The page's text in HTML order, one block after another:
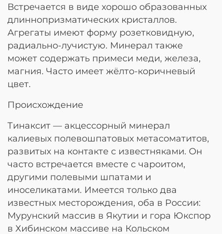
Встречается в виде хорошо образованных
длиннопризматических кристаллов.
Агрегаты имеют форму розетковидную,
радиально-лучистую. Минерал также
может содержать примеси меди, железа,
магния. Часто имеет жёлто-коричневый
цвет.
Происхождение
Тинаксит — акцессорный минерал
калиевых полевошпатовых метасоматитов,
развитых на контакте с известняками. Он
часто встречается вместе с чароитом,
другими полевыми шпатами и
иноселикатами. Имеется только два
известных месторождения, оба в России:
Мурунский массив в Якутии и гора Юкспор
в Хибинском массиве на Кольском